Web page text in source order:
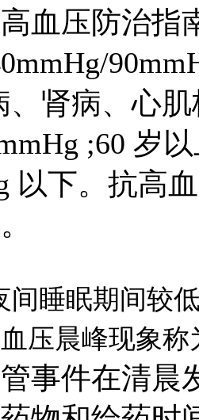
血压防治指
、肾病、心
;60 岁
以下。抗高
间睡眠期间较
压晨峰现象
事件在清晨